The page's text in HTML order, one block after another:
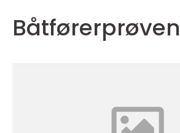
Båtførerprøven